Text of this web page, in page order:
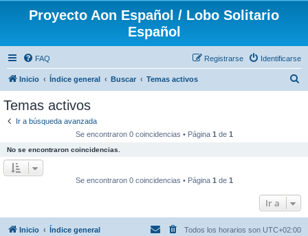
Proyecto Aon Español / Lobo Solitario
Español
FAQ Identificarse
Registrarse
Inicio Índice general Buscar Temas activos
Temas activos
Ir a búsqueda avanzada
Se encontraron 0 coincidencias • Página 1 de 1
No se encontraron coincidencias.
Se encontraron 0 coincidencias • Página 1 de 1
Ir a
Inicio Índice general Todos los horarios son UTC+02:00